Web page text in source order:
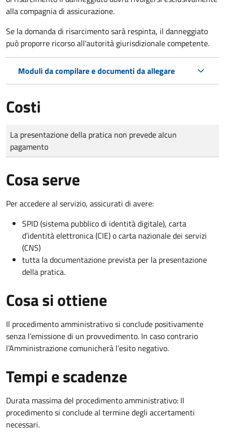
alla compagnia di assicurazione.
Se la domanda di risarcimento sarà respinta, il danneggiato
può proporre ricorso all'autorità giurisdizionale competente.
Moduli da compilare e documenti da allegare
Costi
Tipo di pagamento
Importo
La presentazione della pratica non prevede alcun
pagamento
Cosa serve
Per accedere al servizio, assicurati di avere:
SPID (sistema pubblico di identità digitale), carta
d’identità elettronica (CIE) o carta nazionale dei servizi
(CNS)
tutta la documentazione prevista per la presentazione
della pratica.
Cosa si ottiene
Il procedimento amministrativo si conclude positivamente
senza l’emissione di un provvedimento. In caso contrario
l’Amministrazione comunicherà l’esito negativo.
Tempi e scadenze
Durata massima del procedimento amministrativo: Il
procedimento si conclude al termine degli accertamenti
necessari.